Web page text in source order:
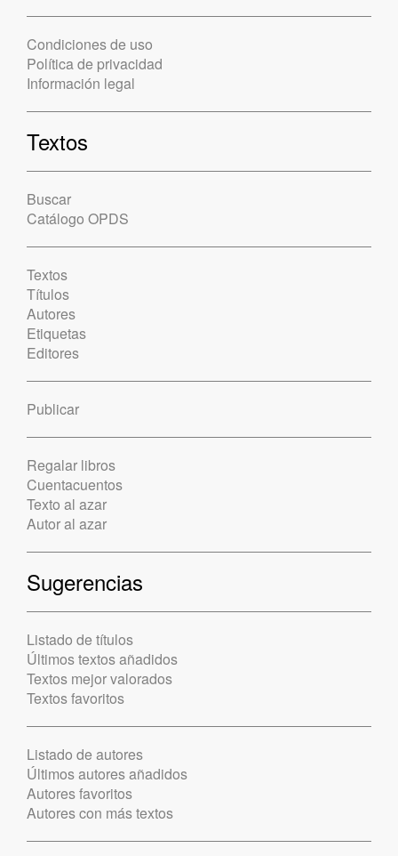
Condiciones de uso
Política de privacidad
Información legal
Textos
Buscar
Catálogo OPDS
Textos
Títulos
Autores
Etiquetas
Editores
Publicar
Regalar libros
Cuentacuentos
Texto al azar
Autor al azar
Sugerencias
Listado de títulos
Últimos textos añadidos
Textos mejor valorados
Textos favoritos
Listado de autores
Últimos autores añadidos
Autores favoritos
Autores con más textos